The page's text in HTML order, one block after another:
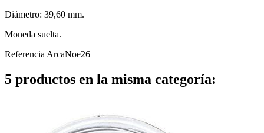
Diámetro: 39,60 mm.
Moneda suelta.
Referencia ArcaNoe26
5 productos en la misma categoría: